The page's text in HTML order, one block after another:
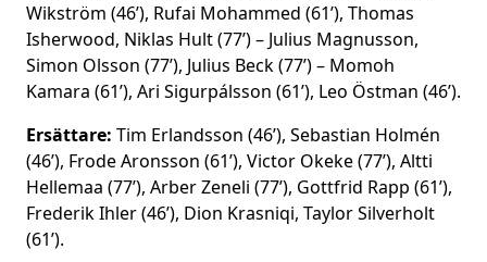
Wikström (46’), Rufai Mohammed (61’), Thomas
Isherwood, Niklas Hult (77’) – Julius Magnusson,
Simon Olsson (77’), Julius Beck (77’) – Momoh
Kamara (61’), Ari Sigurpálsson (61’), Leo Östman (46’).
Ersättare: Tim Erlandsson (46’), Sebastian Holmén
(46’), Frode Aronsson (61’), Victor Okeke (77’), Altti
Hellemaa (77’), Arber Zeneli (77’), Gottfrid Rapp (61’),
Frederik Ihler (46’), Dion Krasniqi, Taylor Silverholt
(61’).